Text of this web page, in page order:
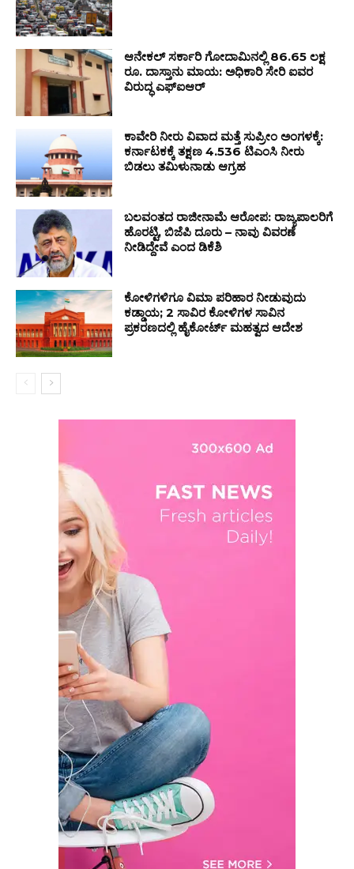
ಆನೇಕಲ್ ಸರ್ಕಾರಿ ಗೋದಾಮಿನಲ್ಲಿ 86.65 ಲಕ್ಷ
ರೂ. ದಾಸ್ತಾನು ಮಾಯ: ಅಧಿಕಾರಿ ಸೇರಿ ಐವರ
ವಿರುದ್ಧ ಎಫ್‌ಐಆರ್
ಕಾವೇರಿ ನೀರು ವಿವಾದ ಮತ್ತೆ ಸುಪ್ರೀಂ ಅಂಗಳಕ್ಕೆ:
ಕರ್ನಾಟಕಕ್ಕೆ ತಕ್ಷಣ 4.536 ಟಿಎಂಸಿ ನೀರು
ಬಿಡಲು ತಮಿಳುನಾಡು ಆಗ್ರಹ
ಬಲವಂತದ ರಾಜೀನಾಮೆ ಆರೋಪ: ರಾಜ್ಯಪಾಲರಿಗೆ
ಹೊರಟ್ಟಿ, ಬಿಜೆಪಿ ದೂರು – ನಾವು ವಿವರಣೆ
ನೀಡಿದ್ದೇವೆ ಎಂದ ಡಿಕೆಶಿ
ಕೋಳಿಗಳಿಗೂ ವಿಮಾ ಪರಿಹಾರ ನೀಡುವುದು
ಕಡ್ಡಾಯ; 2 ಸಾವಿರ ಕೋಳಿಗಳ ಸಾವಿನ
ಪ್ರಕರಣದಲ್ಲಿ ಹೈಕೋರ್ಟ್ ಮಹತ್ವದ ಆದೇಶ